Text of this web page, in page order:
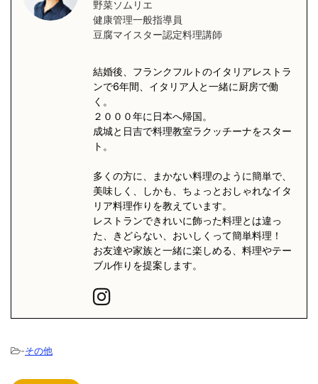
野菜ソムリエ
健康管理一般指導員
豆腐マイスター認定料理講師
結婚後、フランクフルトのイタリアレストラ
ンで6年間、イタリア人と一緒に厨房で働
く。
２０００年に日本へ帰国。
成城と日吉で料理教室ラクッチーナをスター
ト。
多くの方に、まかない料理のように簡単で、
美味しく、しかも、ちょっとおしゃれなイタ
リア料理作りを教えています。
レストランできれいに飾った料理とは違っ
た、きどらない、おいしくって簡単料理！
お友達や家族と一緒に楽しめる、料理やテー
ブル作りを提案します。
-その他